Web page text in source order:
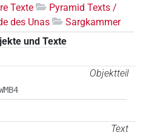
Texte
Pyramid Texts /
des Unas
Sargkammer
und Texte
Objektteil
Text